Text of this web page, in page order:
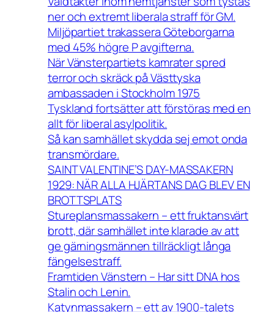
ner och extremt liberala straff för GM.
Miljöpartiet trakassera Göteborgarna
med 45% högre P avgifterna.
När Vänsterpartiets kamrater spred
terror och skräck på Västtyska
ambassaden i Stockholm 1975
Tyskland fortsätter att förstöras med en
allt för liberal asylpolitik.
Så kan samhället skydda sej emot onda
transmördare.
SAINT VALENTINE’S DAY-MASSAKERN
1929: NÄR ALLA HJÄRTANS DAG BLEV EN
BROTTSPLATS
Stureplansmassakern – ett fruktansvärt
brott, där samhället inte klarade av att
ge gärningsmännen tillräckligt långa
fängelsestraff.
Framtiden Vänstern – Har sitt DNA hos
Stalin och Lenin.
Katynmassakern – ett av 1900-talets